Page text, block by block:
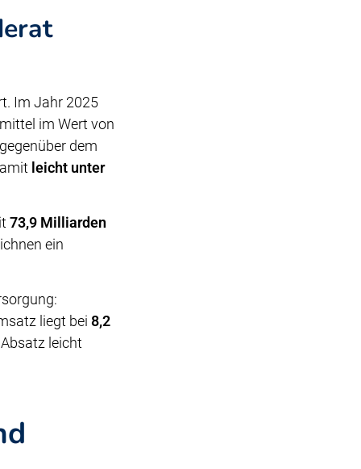
Im Jahr 2025
im Wert von
dem
leicht unter
73,9 Milliarden
ein
liegt bei 8,2
leicht